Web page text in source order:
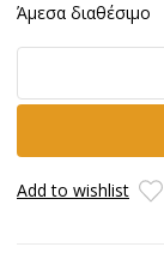
Άμεσα διαθέσιμο
GBL790
18V
ποσότητα
Add to wishlist